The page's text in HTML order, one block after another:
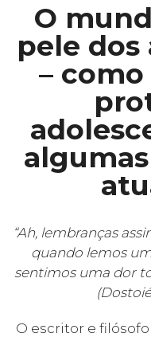
O
pele dos
– como
“Ah, lembranças
quando lemos
sentimos uma dor
O escritor e